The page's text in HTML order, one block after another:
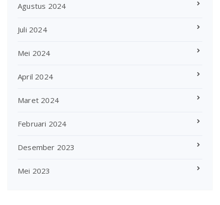
Agustus 2024
Juli 2024
Mei 2024
April 2024
Maret 2024
Februari 2024
Desember 2023
Mei 2023